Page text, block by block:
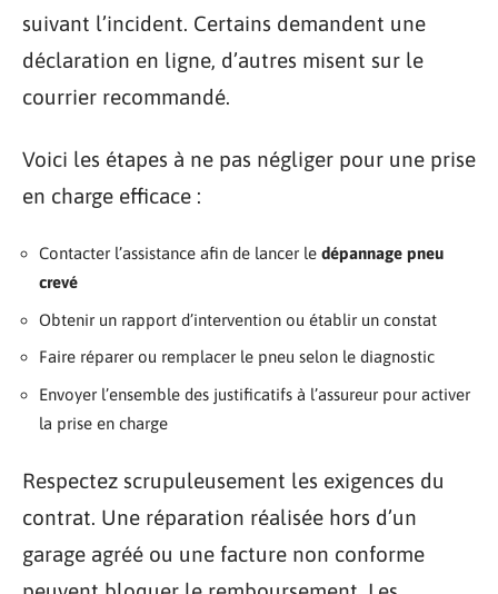
suivant l’incident. Certains demandent une
déclaration en ligne, d’autres misent sur le
courrier recommandé.
Voici les étapes à ne pas négliger pour une prise
en charge efficace :
Contacter l’assistance afin de lancer le dépannage pneu
crevé
Obtenir un rapport d’intervention ou établir un constat
Faire réparer ou remplacer le pneu selon le diagnostic
Envoyer l’ensemble des justificatifs à l’assureur pour activer
la prise en charge
Respectez scrupuleusement les exigences du
contrat. Une réparation réalisée hors d’un
garage agréé ou une facture non conforme